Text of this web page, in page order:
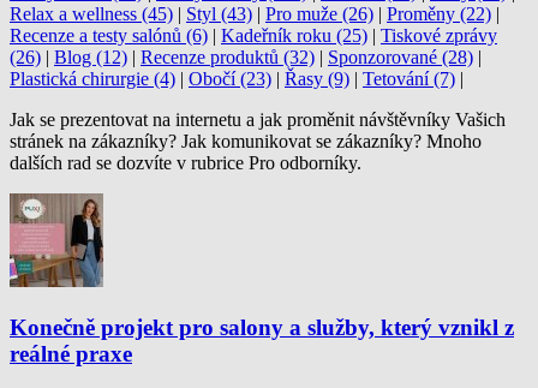
Relax a wellness (45) | Styl (43) | Pro muže (26) | Proměny (22) |
Recenze a testy salónů (6) | Kadeřník roku (25) | Tiskové zprávy
(26) | Blog (12) | Recenze produktů (32) | Sponzorované (28) |
Plastická chirurgie (4) | Obočí (23) | Řasy (9) | Tetování (7) |
Jak se prezentovat na internetu a jak proměnit návštěvníky Vašich
stránek na zákazníky? Jak komunikovat se zákazníky? Mnoho
dalších rad se dozvíte v rubrice Pro odborníky.
Konečně projekt pro salony a služby, který vznikl z
reálné praxe